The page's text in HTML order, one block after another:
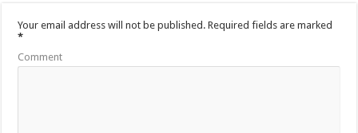
Your email address will not be published. Required fields are marked
*
Comment